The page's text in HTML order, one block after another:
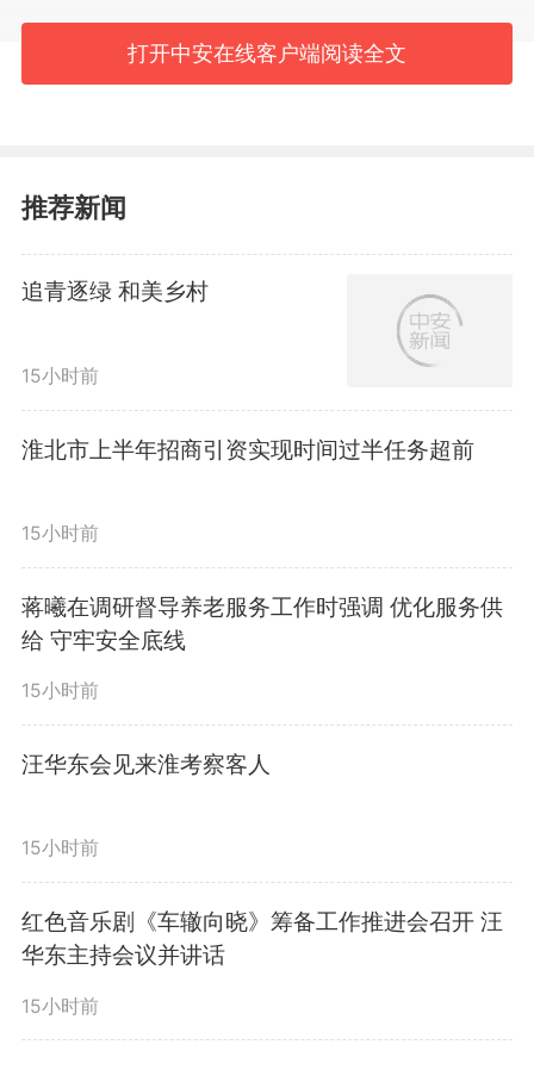
聚焦痛点：科技赋能，破解产
业“锁喉之困”
最地道，但保质期只有20天，这像
一把锁，把我们的产品牢牢锁在了
淮北市内，走不出去。”淮北一家
烫面食品企业负责人的感叹，道出
了他们最大的发展焦虑。产品难以
的核心瓶颈。
难题，就是攻关的号角。淮北
职业技术学院应用化工产业学院迅
速组建专项研发团队，由教授、骨
间。“我们不光要看流程，更要像
侦探一样，找到导致变质的‘元
凶’。”团队负责人焦守峰表示。他
们从杀菌、洁净等关键环节入手，
打开中安在线客户端阅读全文
推荐新闻
追青逐绿 和美乡村
15小时前
淮北市上半年招商引资实现时间过半任务超前
15小时前
蒋曦在调研督导养老服务工作时强调 优化服务供
给 守牢安全底线
15小时前
汪华东会见来淮考察客人
15小时前
红色音乐剧《车辙向晓》筹备工作推进会召开 汪
华东主持会议并讲话
15小时前